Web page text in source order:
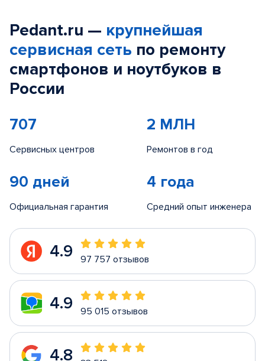
Pedant.ru — крупнейшая
сервисная сеть по ремонту
смартфонов и ноутбуков в
России
707
Сервисных центров
2 МЛН
Ремонтов в год
90 дней
Официальная гарантия
4 года
Средний опыт инженера
4.9 97 757 отзывов
4.9 95 015 отзывов
4.8